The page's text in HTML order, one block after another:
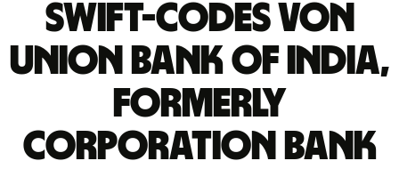
Swift-Codes von
UNION BANK OF INDIA,
FORMERLY
CORPORATION BANK